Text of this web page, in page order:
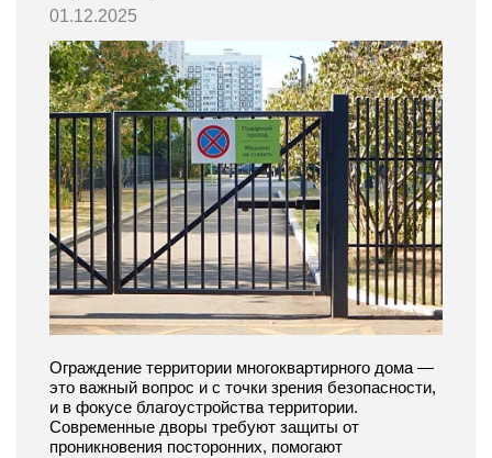
01.12.2025
Ограждение территории многоквартирного дома —
это важный вопрос и с точки зрения безопасности,
и в фокусе благоустройства территории.
Современные дворы требуют защиты от
проникновения посторонних, помогают